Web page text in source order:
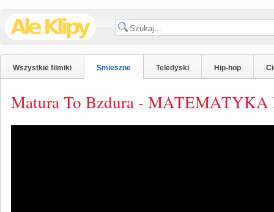
Wszystkie filmiki Smieszne Teledyski Hip-hop
Matura To Bzdura - MATEMATYKA